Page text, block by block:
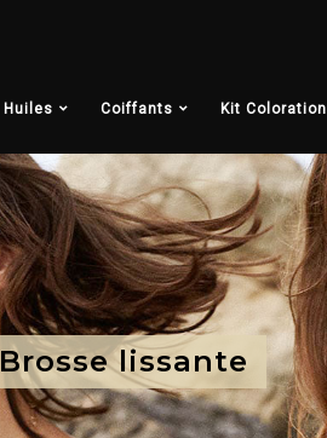
Huiles Coiffants Kit Coloration
Brosse lissante